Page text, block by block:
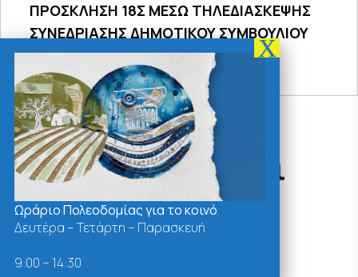
ΠΡΟΣΚΛΗΣΗ 18Σ ΜΕΣΩ ΤΗΛΕΔΙΑΣΚΕΨΗΣ
ΣΥΝΕΔΡΙΑΣΗΣ ΔΗΜΟΤΙΚΟΥ ΣΥΜΒΟΥΛΙΟΥ
2026
Δράσεις - Χρήσιμοι
Σύνδεσμοι
Ωράριο Πολεοδομίας για το κοινό
Δευτέρα – Τετάρτη – Παρασκευή
9:00 – 14:30